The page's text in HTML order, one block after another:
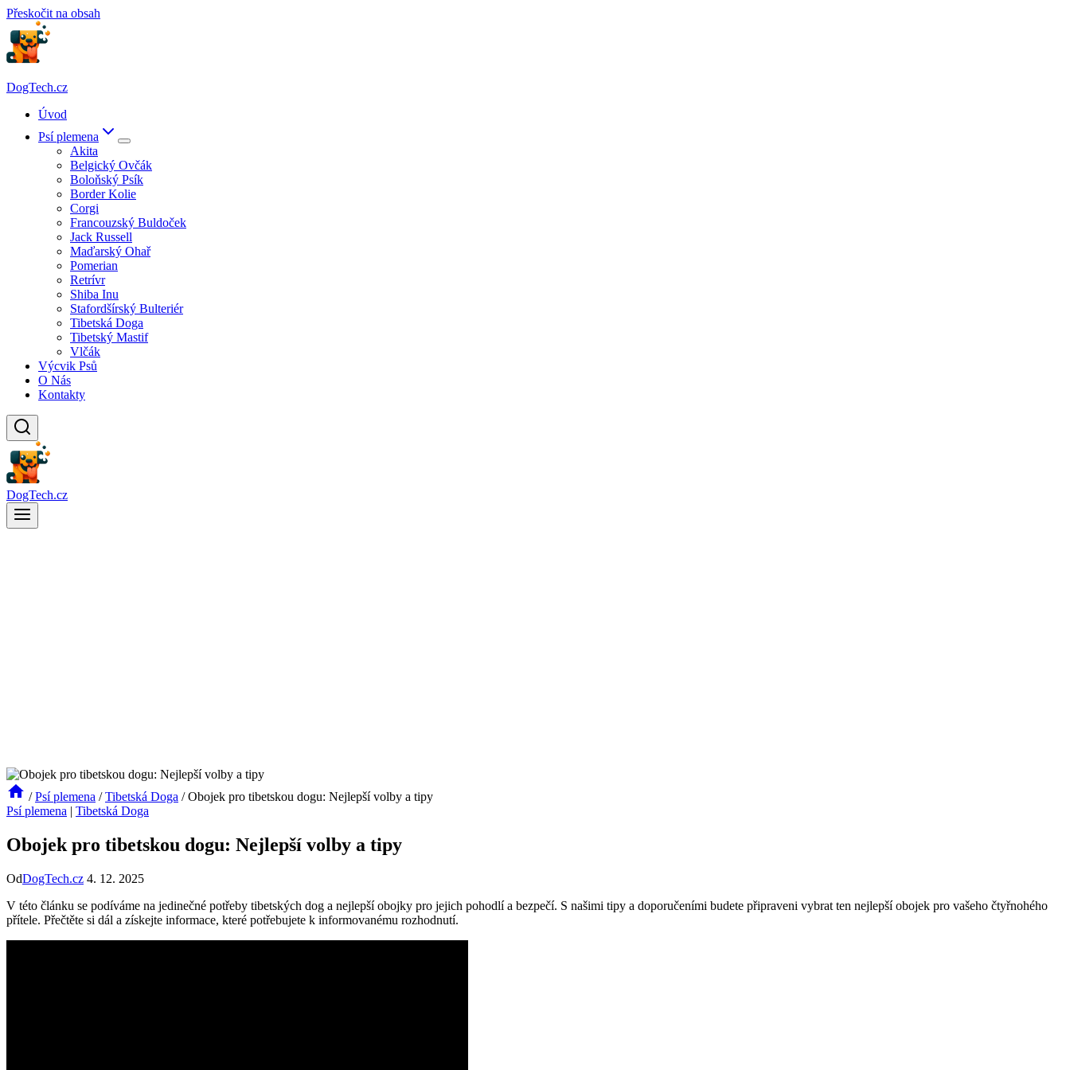
Přeskočit na obsah
DogTech.cz
Úvod
Psí plemena
Akita
Belgický Ovčák
Boloňský Psík
Border Kolie
Corgi
Francouzský Buldoček
Jack Russell
Maďarský Ohař
Pomerian
Retrívr
Shiba Inu
Stafordšírský Bulteriér
Tibetská Doga
Tibetský Mastif
Vlčák
Výcvik Psů
O Nás
Kontakty
DogTech.cz
/ Psí plemena / Tibetská Doga / Obojek pro tibetskou dogu: Nejlepší volby a tipy
Psí plemena | Tibetská Doga
Obojek pro tibetskou dogu: Nejlepší volby a tipy
OdDogTech.cz 4. 12. 2025
V této článku se podíváme na jedinečné potřeby tibetských dog a nejlepší obojky pro jejich pohodlí a bezpečí. S našimi tipy a doporučeními budete připraveni vybrat ten nejlepší obojek pro vašeho čtyřnohého
přítele. Přečtěte si dál a získejte informace, které potřebujete k informovanému rozhodnutí.